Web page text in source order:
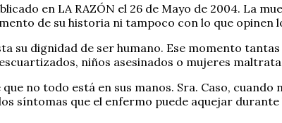
en LA RAZÓN el 26 de Mayo de 2004. La
de su historia ni tampoco con lo que opinen
su dignidad de ser humano. Ese momento
niños asesinados o mujeres
no todo está en sus manos. Sra. Caso, cuando
síntomas que el enfermo puede aquejar durante